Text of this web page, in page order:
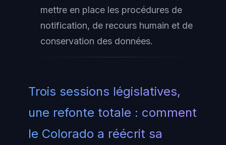
mettre en place les procédures de
notification, de recours humain et de
conservation des données.
Trois sessions législatives,
une refonte totale : comment
le Colorado a réécrit sa